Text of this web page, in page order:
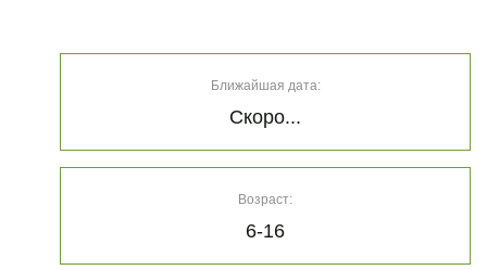
Ближайшая дата:
Скоро...
Возраст:
6-16